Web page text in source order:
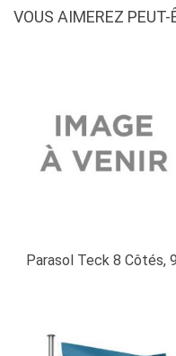
bannières
VOUS AIMEREZ
Parasol Teck 8 Côtés,